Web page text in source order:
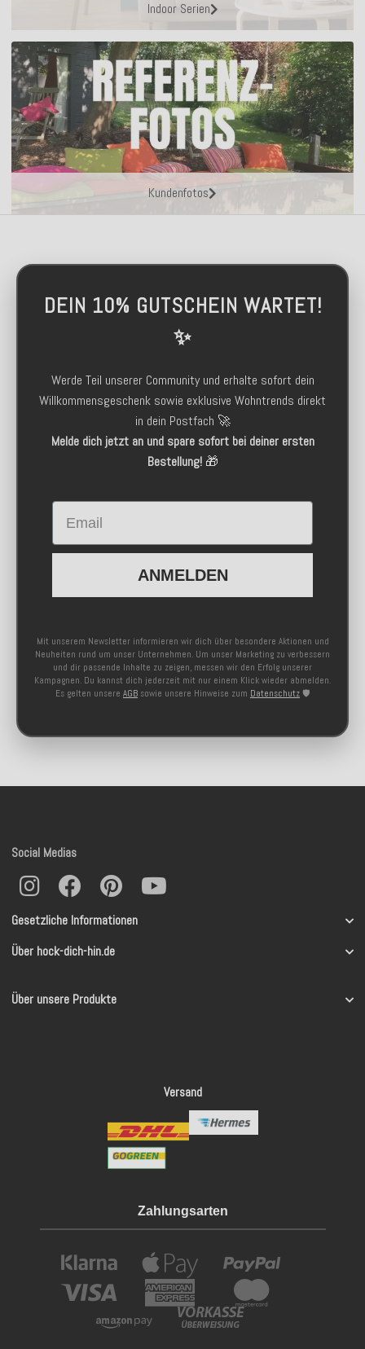
Indoor Serien
Kundenfotos
DEIN 10% GUTSCHEIN WARTET!
✨
Werde Teil unserer Community und erhalte sofort dein
Willkommensgeschenk sowie exklusive Wohntrends direkt
in dein Postfach 🚀
Melde dich jetzt an und spare sofort bei deiner ersten
Bestellung!🎁
Email
ANMELDEN
Mit unserem Newsletter informieren wir dich über besondere Aktionen und
Neuheiten rund um unser Unternehmen. Um unser Marketing zu verbessern
und dir passende Inhalte zu zeigen, messen wir den Erfolg unserer
Kampagnen. Du kannst dich jederzeit mit nur einem Klick wieder abmelden.
Es gelten unsere AGB sowie unsere Hinweise zum Datenschutz 🛡️
Gesetzliche Informationen
Über hock-dich-hin.de
Über unsere Produkte
Social Medias
Versand
Zahlungsarten